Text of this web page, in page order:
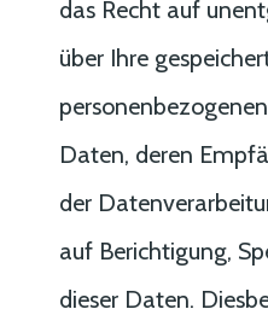
das Recht auf
über Ihre
Daten, deren
der
auf Berichtigung,
dieser Daten.